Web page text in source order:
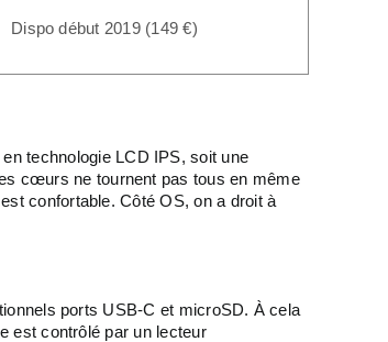
Dispo début 2019 (149 €)
technologie LCD IPS, soit une
cœurs ne tournent pas tous en même
confortable. Côté OS, on a droit à
ports USB-C et microSD. À cela
est contrôlé par un lecteur